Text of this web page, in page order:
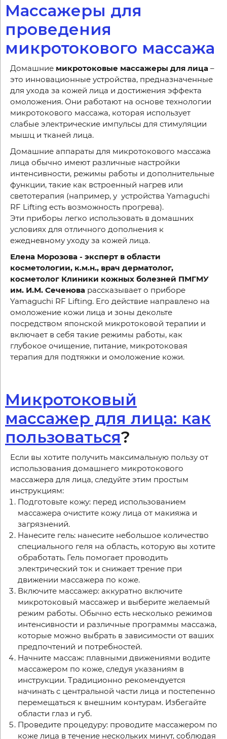
Массажеры для
проведения
микротокового массажа
Домашние микротоковые массажеры для лица –
это инновационные устройства, предназначенные
для ухода за кожей лица и достижения эффекта
омоложения. Они работают на основе технологии
микротокового массажа, которая использует
слабые электрические импульсы для стимуляции
мышц и тканей лица.
Домашние аппараты для микротокового массажа
лица обычно имеют различные настройки
интенсивности, режимы работы и дополнительные
функции, такие как встроенный нагрев или
светотерапия (например, у устройства Yamaguchi
RF Lifting есть возможность прогрева).
Эти приборы легко использовать в домашних
условиях для отличного дополнения к
ежедневному уходу за кожей лица.
Елена Морозова - эксперт в области
косметологии, к.м.н., врач дерматолог,
косметолог Клиники кожных болезней ПМГМУ
им. И.М. Сеченова рассказывает о приборе
Yamaguchi RF Lifting. Его действие направлено на
омоложение кожи лица и зоны декольте
посредством японской микротоковой терапии и
включает в себя такие режимы работы, как
глубокое очищение, питание, микротоковая
терапия для подтяжки и омоложение кожи.
Микротоковый
массажер для лица: как
пользоваться?
Если вы хотите получить максимальную пользу от
использования домашнего микротокового
массажера для лица, следуйте этим простым
инструкциям:
Подготовьте кожу: перед использованием
массажера очистите кожу лица от макияжа и
загрязнений.
Нанесите гель: нанесите небольшое количество
специального геля на область, которую вы хотите
обработать. Гель помогает проводить
электрический ток и снижает трение при
движении массажера по коже.
Включите массажер: аккуратно включите
микротоковый массажер и выберите желаемый
режим работы. Обычно есть несколько режимов
интенсивности и различные программы массажа,
которые можно выбрать в зависимости от ваших
предпочтений и потребностей.
Начните массаж: плавными движениями водите
массажером по коже, следуя указаниям в
инструкции. Традиционно рекомендуется
начинать с центральной части лица и постепенно
перемещаться к внешним контурам. Избегайте
области глаз и губ.
Проведите процедуру: проводите массажером по
коже лица в течение нескольких минут, соблюдая